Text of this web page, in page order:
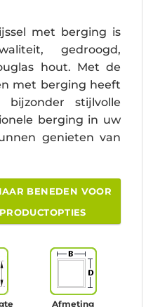
met berging is
gedroogd,
hout. Met de
met berging heeft
stijlvolle
berging in uw
genieten van
BENEDEN VOOR
Afmeting